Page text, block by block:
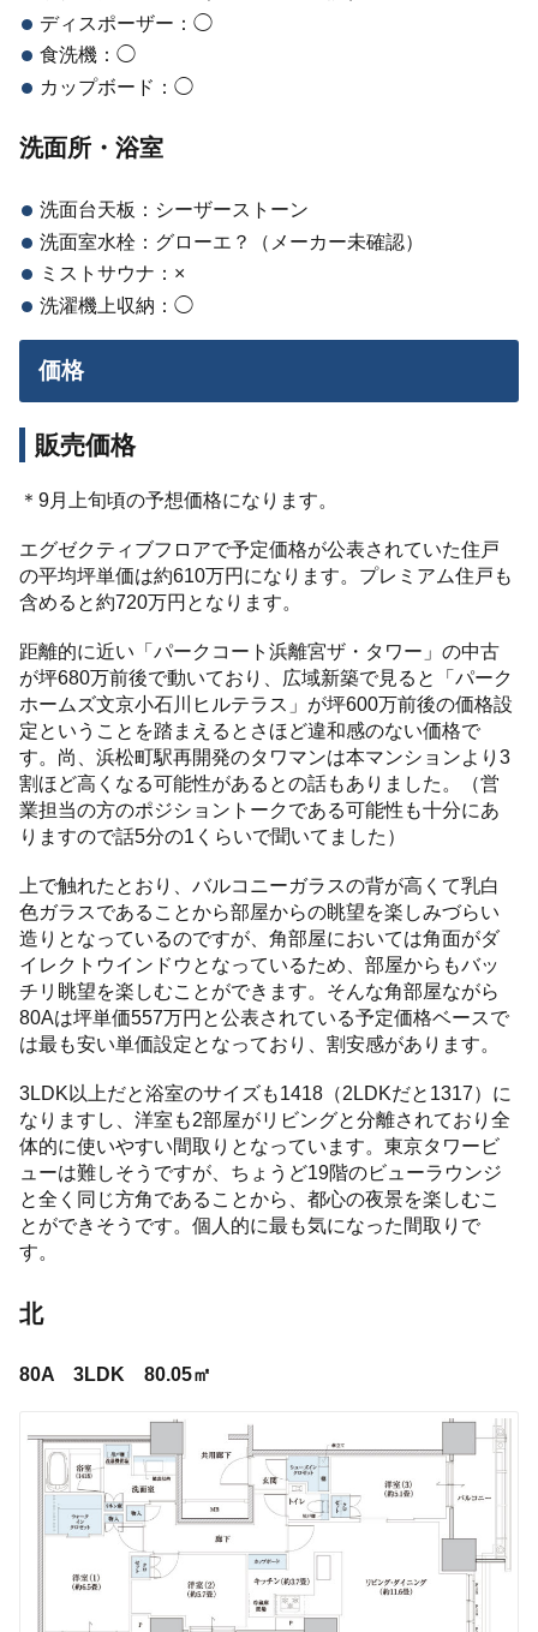
ディスポーザー：◯
食洗機：◯
カップボード：◯
洗面所・浴室
洗面台天板：シーザーストーン
洗面室水栓：グローエ？（メーカー未確認）
ミストサウナ：×
洗濯機上収納：◯
価格
販売価格
＊9月上旬頃の予想価格になります。
エグゼクティブフロアで予定価格が公表されていた住戸
の平均坪単価は約610万円になります。プレミアム住戸も
含めると約720万円となります。
距離的に近い「パークコート浜離宮ザ・タワー」の中古
が坪680万前後で動いており、広域新築で見ると「パーク
ホームズ文京小石川ヒルテラス」が坪600万前後の価格設
定ということを踏まえるとさほど違和感のない価格で
す。尚、浜松町駅再開発のタワマンは本マンションより3
割ほど高くなる可能性があるとの話もありました。（営
業担当の方のポジショントークである可能性も十分にあ
りますので話5分の1くらいで聞いてました）
上で触れたとおり、バルコニーガラスの背が高くて乳白
色ガラスであることから部屋からの眺望を楽しみづらい
造りとなっているのですが、角部屋においては角面がダ
イレクトウインドウとなっているため、部屋からもバッ
チリ眺望を楽しむことができます。そんな角部屋ながら
80Aは坪単価557万円と公表されている予定価格ベースで
は最も安い単価設定となっており、割安感があります。
3LDK以上だと浴室のサイズも1418（2LDKだと1317）に
なりますし、洋室も2部屋がリビングと分離されており全
体的に使いやすい間取りとなっています。東京タワービ
ューは難しそうですが、ちょうど19階のビューラウンジ
と全く同じ方角であることから、都心の夜景を楽しむこ
とができそうです。個人的に最も気になった間取りで
す。
北
80A 3LDK 80.05㎡